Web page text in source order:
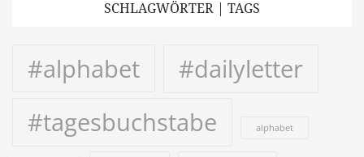
SCHLAGWÖRTER | TAGS
#alphabet
#dailyletter
#tagesbuchstabe
alphabet